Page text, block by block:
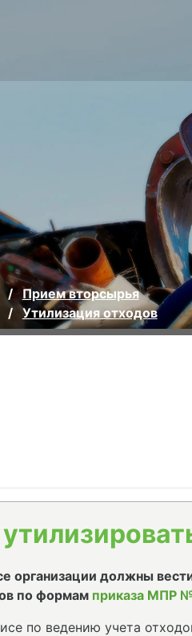
Прием вторсырья
Утилизация отходов
организации должны
по формам приказа МПР
по ведению учета